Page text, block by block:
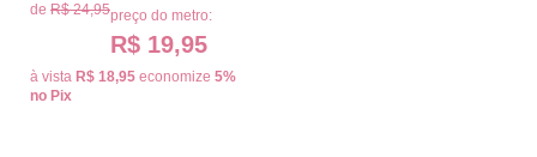
de R$ 24,95preço do metro:
R$ 19,95
à vista R$ 18,95 economize 5%
no Pix